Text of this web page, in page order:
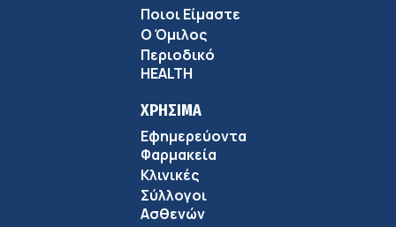
Ποιοι Είμαστε
Ο Όμιλος
Περιοδικό
HEALTH
ΧΡΗΣΙΜΑ
Εφημερεύοντα
Φαρμακεία
Κλινικές
Σύλλογοι
Ασθενών